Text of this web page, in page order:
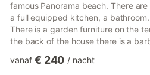
famous Panorama beach. There
a full equipped kitchen, a
There is a garden furniture on the
the back of the house there is a
bored. There are 10 beaches for 4
vanaf € 240 / nacht